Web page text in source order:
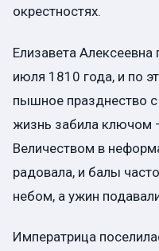
окрестностях.
Елизавета
июля 1810 года, и по
пышное празднество
жизнь забила ключом
Величеством в
радовала, и балы
небом, а ужин
Императрица